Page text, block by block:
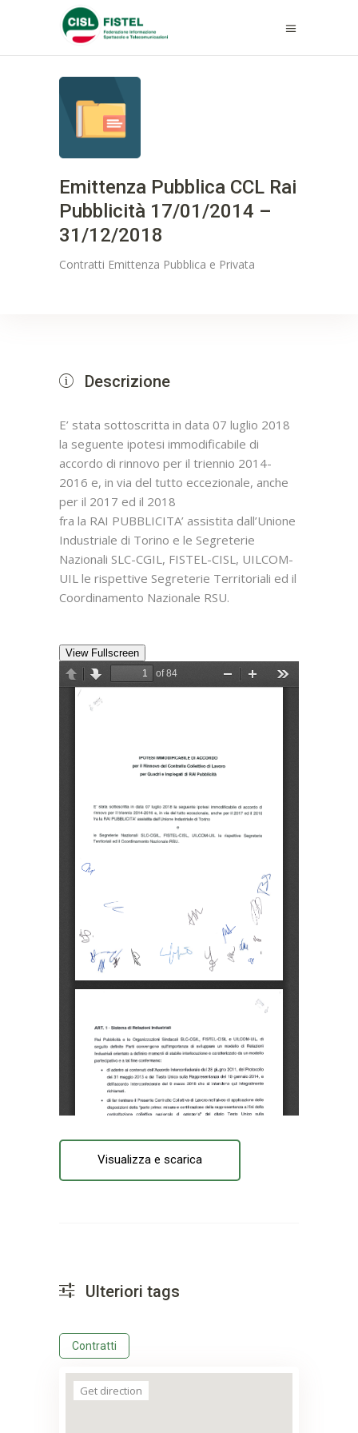
Emittenza Pubblica CCL Rai
Pubblicità 17/01/2014 –
31/12/2018
Contratti Emittenza Pubblica e Privata
Descrizione
E’ stata sottoscritta in data 07 luglio 2018
la seguente ipotesi immodificabile di
accordo di rinnovo per il triennio 2014-
2016 e, in via del tutto eccezionale, anche
per il 2017 ed il 2018
fra la RAI PUBBLICITA’ assistita dall’Unione
Industriale di Torino e le Segreterie
Nazionali SLC-CGIL, FISTEL-CISL, UILCOM-
UIL le rispettive Segreterie Territoriali ed il
Coordinamento Nazionale RSU.
View Fullscreen
Visualizza e scarica
Ulteriori tags
Contratti
Get direction